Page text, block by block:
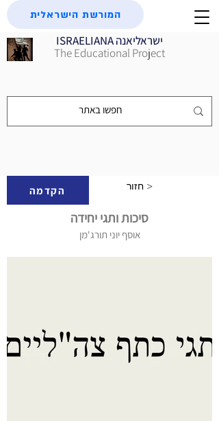
ISRAELIANA ישראליאנה
The Educational Project
המורשת הישראלית
הקדמה חזור >
סיכות ותגי יחידה
אוסף יוני תורג'מן